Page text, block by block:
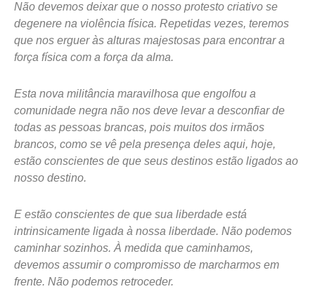
Não devemos deixar que o nosso protesto criativo se
degenere na violência física. Repetidas vezes, teremos
que nos erguer às alturas majestosas para encontrar a
força física com a força da alma.
Esta nova militância maravilhosa que engolfou a
comunidade negra não nos deve levar a desconfiar de
todas as pessoas brancas, pois muitos dos irmãos
brancos, como se vê pela presença deles aqui, hoje,
estão conscientes de que seus destinos estão ligados ao
nosso destino.
E estão conscientes de que sua liberdade está
intrinsicamente ligada à nossa liberdade. Não podemos
caminhar sozinhos. À medida que caminhamos,
devemos assumir o compromisso de marcharmos em
frente. Não podemos retroceder.